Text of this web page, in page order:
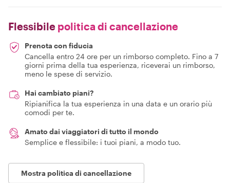
Flessibile politica di cancellazione
Prenota con fiducia
Cancella entro 24 ore per un rimborso completo. Fino a 7
giorni prima della tua esperienza, riceverai un rimborso,
meno le spese di servizio.
Hai cambiato piani?
Ripianifica la tua esperienza in una data e un orario più
comodi per te.
Amato dai viaggiatori di tutto il mondo
Semplice e flessibile: i tuoi piani, a modo tuo.
Mostra politica di cancellazione